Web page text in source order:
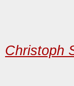
Christoph